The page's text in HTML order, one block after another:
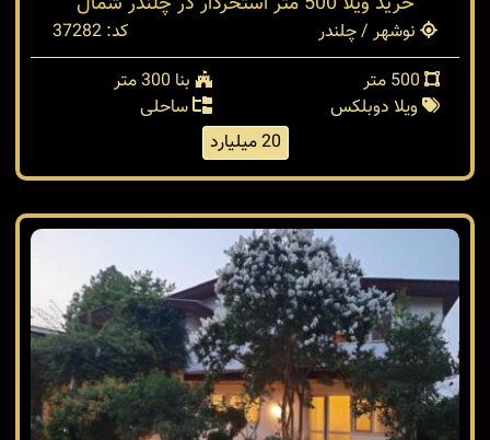
نوشهر / چلندر
کد: 37282
بنا 300 متر
ویلا دوبلکس
ساحلی
20 میلیارد